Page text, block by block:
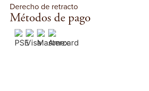
Derecho de retracto
Métodos de pago